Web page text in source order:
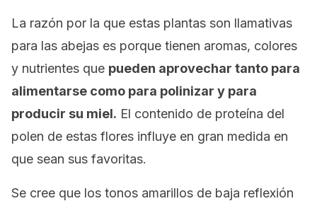
La razón por la que estas plantas son llamativas
para las abejas es porque tienen aromas, colores
y nutrientes que pueden aprovechar tanto para
alimentarse como para polinizar y para
producir su miel. El contenido de proteína del
polen de estas flores influye en gran medida en
que sean sus favoritas.
Se cree que los tonos amarillos de baja reflexión